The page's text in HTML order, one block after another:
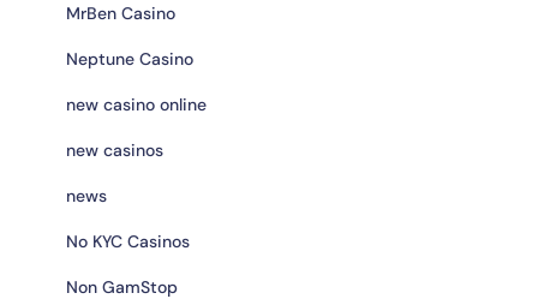
MrBen Casino
Neptune Casino
new casino online
new casinos
news
No KYC Casinos
Non GamStop